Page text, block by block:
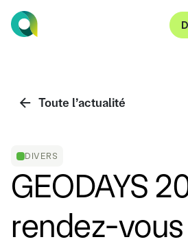
Toute l’actualité
DIVERS
GEODAYS
rendez-